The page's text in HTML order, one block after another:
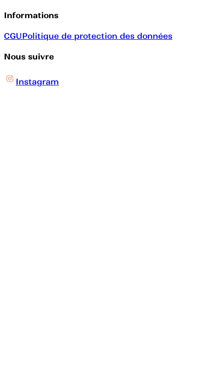
Informations
CGUPolitique de protection des données
Nous suivre
Instagram